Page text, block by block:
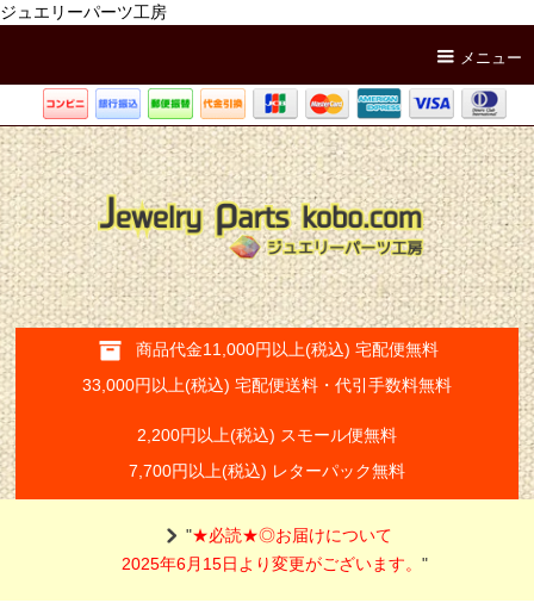
ジュエリーパーツ工房
メニュー
商品代金11,000円以上(税込) 宅配便無料
33,000円以上(税込) 宅配便送料・代引手数料無料
2,200円以上(税込) スモール便無料
7,700円以上(税込) レターパック無料
"★必読★◎お届けについて
2025年6月15日より変更がございます。"